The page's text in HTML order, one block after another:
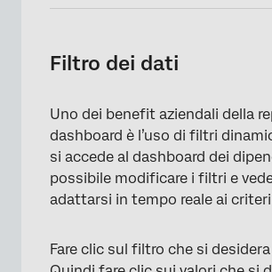
Filtro dei dati
Uno dei benefit aziendali della
dashboard è l’uso di filtri
si accede al dashboard dei
possibile modificare i filtri e
adattarsi in tempo reale ai
Fare clic sul filtro che si desidera